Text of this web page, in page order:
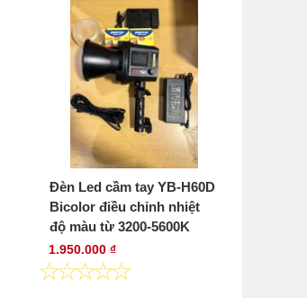
Đèn Led cầm tay YB-H60D
Bicolor điều chỉnh nhiệt
độ màu từ 3200-5600K
1.950.000 ₫